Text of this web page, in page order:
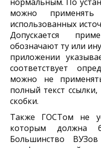
можно
использованных
Допускается
обозначают ту или
приложении
соответствует
можно не
полный текст
скобки.
Также ГОСТом не
которым должна
Большинство